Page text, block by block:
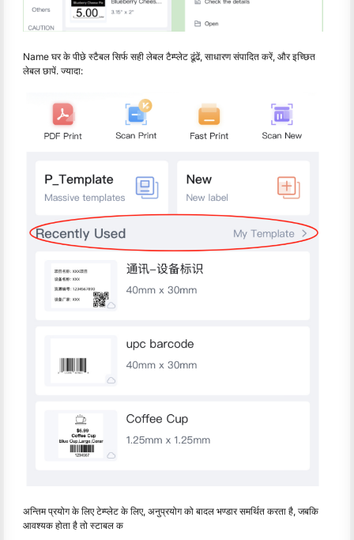
Name घर के पीछे स्टैबल सिर्फ सही लेबल टैम्प्लेट ढूंढें, साधारण संपादित करें, और इच्छित
लेबल छापें. ज्यादा:
अन्तिम प्रयोग के लिए टेम्प्लेट के लिए, अनुप्रयोग को बादल भण्डार समर्थित करता है, जबकि
आवश्यक होता है तो स्टाबल क